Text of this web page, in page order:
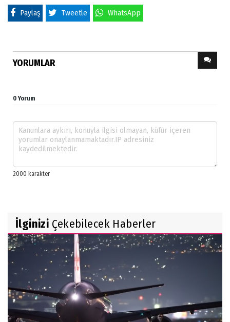
Paylaş Tweetle WhatsApp
YORUMLAR
0 Yorum
İlginizi Çekebilecek Haberler